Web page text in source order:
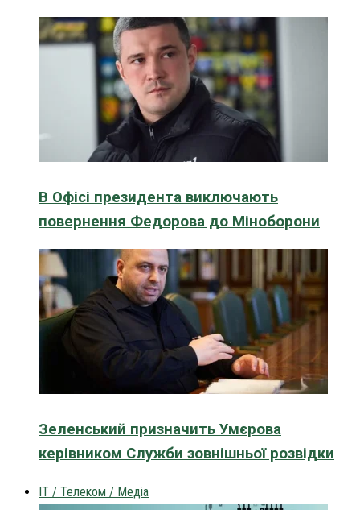
В Офісі президента виключають
повернення Федорова до Міноборони
Зеленський призначить Умєрова
керівником Служби зовнішньої розвідки
IT / Телеком / Медіа